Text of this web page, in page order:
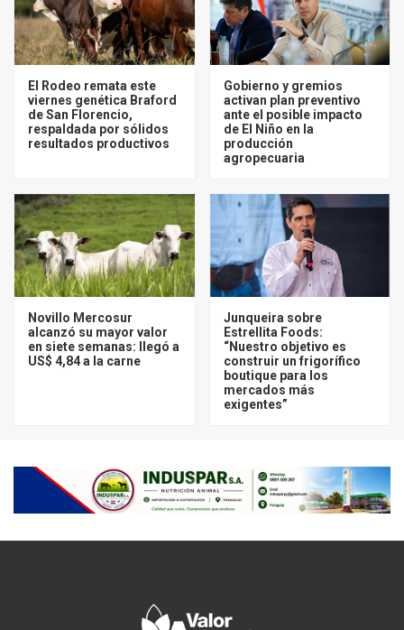
El Rodeo remata este
viernes genética Braford
de San Florencio,
respaldada por sólidos
resultados productivos
Gobierno y gremios
activan plan preventivo
ante el posible impacto
de El Niño en la
producción
agropecuaria
Novillo Mercosur
alcanzó su mayor valor
en siete semanas: llegó a
US$ 4,84 a la carne
Junqueira sobre
Estrellita Foods:
“Nuestro objetivo es
construir un frigorífico
boutique para los
mercados más
exigentes”